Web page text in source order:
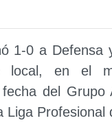
1-0 a Defensa
local, en el
del Grupo
Liga Profesional